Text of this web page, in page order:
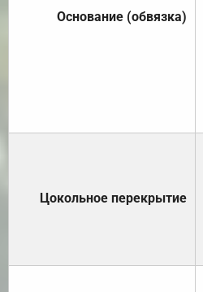
Основание (обвязка)
Цокольное перекрытие